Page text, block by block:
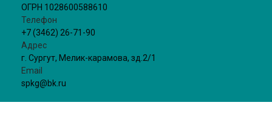
ОГРН 1028600588610
Телефон
+7 (3462) 26-71-90
Адрес
г. Сургут, Мелик-карамова, зд.2/1
Email
spkg@bk.ru